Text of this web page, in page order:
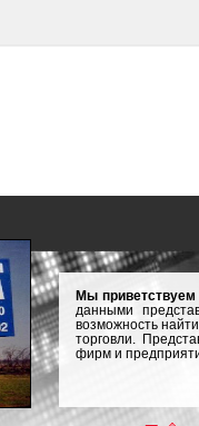
Мы
данными
возможность
торговли.
фирм и